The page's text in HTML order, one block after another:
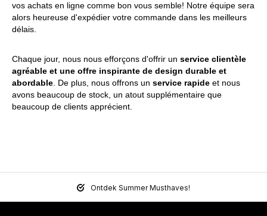
vos achats en ligne comme bon vous semble! Notre équipe sera
alors heureuse d'expédier votre commande dans les meilleurs
délais.
Chaque jour, nous nous efforçons d'offrir un service clientèle
agréable et une offre inspirante de design durable et
abordable De plus, nous offrons un service rapide et nous
avons beaucoup de stock, un atout supplémentaire que
beaucoup de clients apprécient.
Ontdek Summer Musthaves!